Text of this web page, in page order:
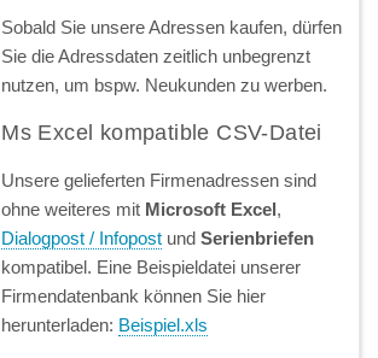
Sobald Sie unsere Adressen kaufen, dürfen
Sie die Adressdaten zeitlich unbegrenzt
nutzen, um bspw. Neukunden zu werben.
Ms Excel kompatible CSV-Datei
Unsere gelieferten Firmenadressen sind
ohne weiteres mit Microsoft Excel,
Dialogpost / Infopost undSerienbriefen
kompatibel. Eine Beispieldatei unserer
Firmendatenbank können Sie hier
herunterladen: Beispiel.xls